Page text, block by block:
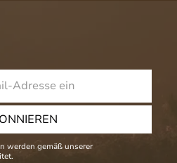
werden gemäß unserer